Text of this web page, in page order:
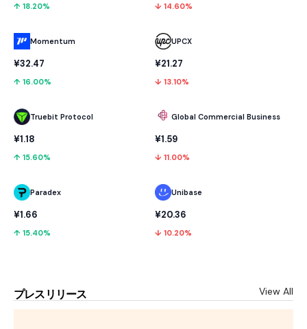
↑ 18.20%
Momentum
¥32.47
↑ 16.00%
Truebit Protocol
¥1.18
↑ 15.60%
Paradex
¥1.66
↑ 15.40%
↓ 14.60%
UPCX
¥21.27
↓ 13.10%
Global Commercial Business
¥1.59
↓ 11.00%
Unibase
¥20.36
↓ 10.20%
プレスリリース View All